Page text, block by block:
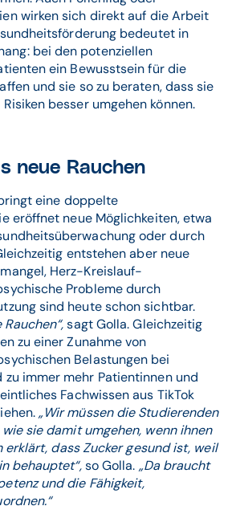
wirken sich direkt auf die Arbeit
bedeutet in
bei den potenziellen
ein Bewusstsein für die
und sie so zu beraten, dass sie
besser umgehen können.
neue Rauchen
eine doppelte
eröffnet neue Möglichkeiten, etwa
oder durch
entstehen aber neue
Herz-Kreislauf-
Probleme durch
sind heute schon sichtbar.
sagt Golla. Gleichzeitig
zu einer Zunahme von
Belastungen bei
immer mehr Patientinnen und
Fachwissen aus TikTok
„Wir müssen die Studierenden
sie damit umgehen, wenn ihnen
dass Zucker gesund ist, weil
behauptet“,so Golla. „Da braucht
und die Fähigkeit,